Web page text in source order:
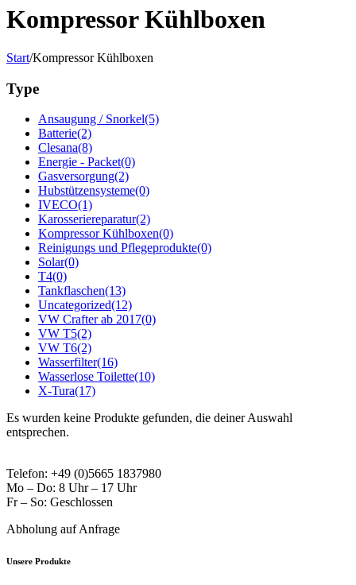
Kompressor Kühlboxen
Start/Kompressor Kühlboxen
Type
Ansaugung / Snorkel(5)
Batterie(2)
Clesana(8)
Energie - Packet(0)
Gasversorgung(2)
Hubstützensysteme(0)
IVECO(1)
Karosseriereparatur(2)
Kompressor Kühlboxen(0)
Reinigungs und Pflegeprodukte(0)
Solar(0)
T4(0)
Tankflaschen(13)
Uncategorized(12)
VW Crafter ab 2017(0)
VW T5(2)
VW T6(2)
Wasserfilter(16)
Wasserlose Toilette(10)
X-Tura(17)
Es wurden keine Produkte gefunden, die deiner Auswahl
entsprechen.
Telefon: +49 (0)5665 1837980
Mo – Do: 8 Uhr – 17 Uhr
Fr – So: Geschlossen
Abholung auf Anfrage
Unsere Produkte